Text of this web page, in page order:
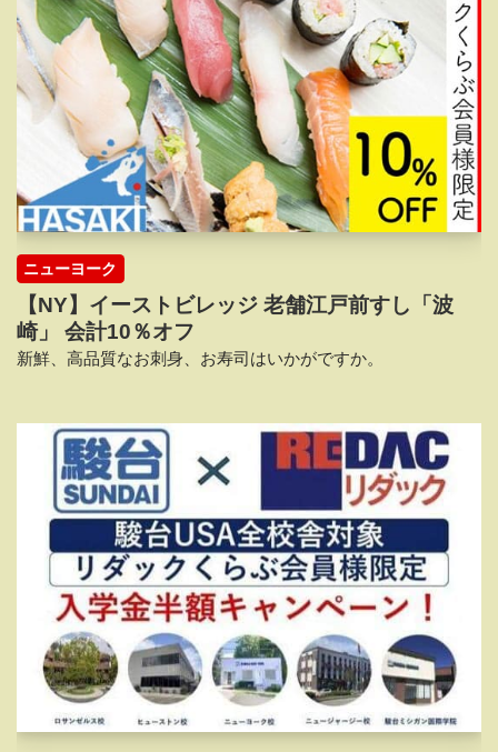
ニューヨーク
【NY】イーストビレッジ 老舗江戸前すし「波
崎」 会計10％オフ
新鮮、高品質なお刺身、お寿司はいかがですか。